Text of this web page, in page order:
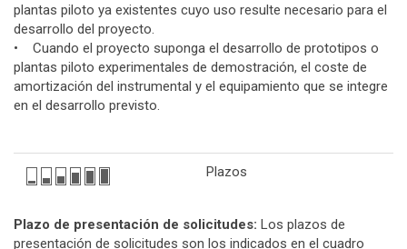
plantas piloto ya existentes cuyo uso resulte necesario para el
desarrollo del proyecto.
• Cuando el proyecto suponga el desarrollo de prototipos o
plantas piloto experimentales de demostración, el coste de
amortización del instrumental y el equipamiento que se integre
en el desarrollo previsto.
Plazos
Plazo de presentación de solicitudes: Los plazos de
presentación de solicitudes son los indicados en el cuadro